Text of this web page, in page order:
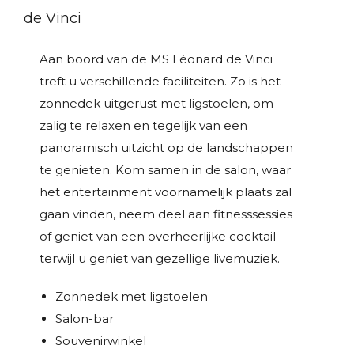
de Vinci
Aan boord van de MS Léonard de Vinci
treft u verschillende faciliteiten. Zo is het
zonnedek uitgerust met ligstoelen, om
zalig te relaxen en tegelijk van een
panoramisch uitzicht op de landschappen
te genieten. Kom samen in de salon, waar
het entertainment voornamelijk plaats zal
gaan vinden, neem deel aan fitnesssessies
of geniet van een overheerlijke cocktail
terwijl u geniet van gezellige livemuziek.
Zonnedek met ligstoelen
Salon-bar
Souvenirwinkel